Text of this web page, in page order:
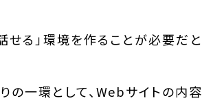
せる」環境を作ることが必要だと
の一環として、Webサイトの内容